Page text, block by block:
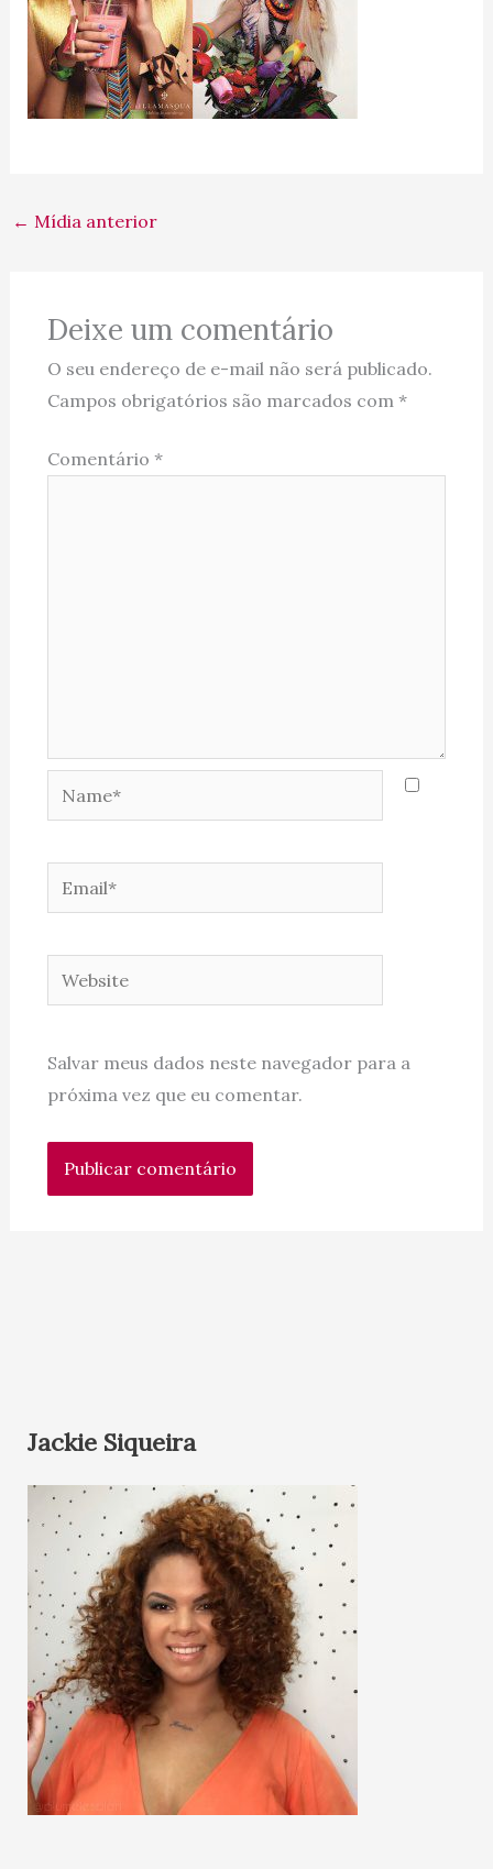
← Mídia anterior
Deixe um comentário
O seu endereço de e-mail não será publicado.
Campos obrigatórios são marcados com *
Comentário *
Name*
Email*
Website
Salvar meus dados neste navegador para a
próxima vez que eu comentar.
Jackie Siqueira